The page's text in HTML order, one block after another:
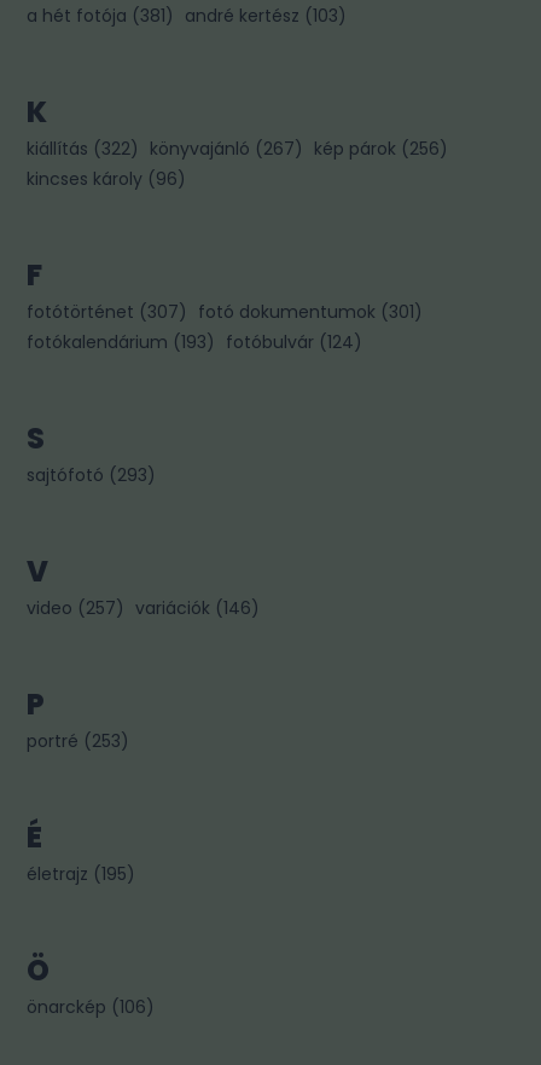
a hét fotója (381) andré kertész (103)
K
kiállítás (322) könyvajánló (267) kép párok (256)
kincses károly (96)
F
fotótörténet (307) fotó dokumentumok (301)
fotókalendárium (193) fotóbulvár (124)
S
sajtófotó (293)
V
video (257) variációk (146)
P
portré (253)
É
életrajz (195)
Ö
önarckép (106)